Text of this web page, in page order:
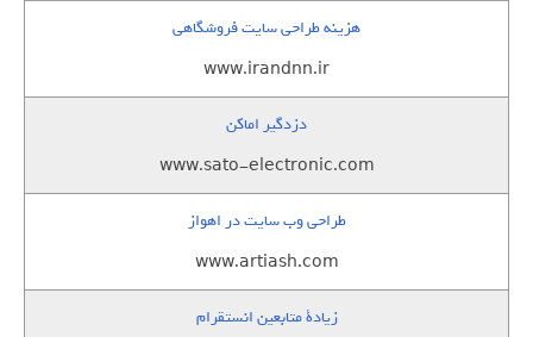
هزینه طراحی سایت فروشگاهی
www.irandnn.ir
دزدگیر اماکن
www.sato-electronic.com
طراحی وب سایت در اهواز
www.artiash.com
زيادة متابعين انستقرام